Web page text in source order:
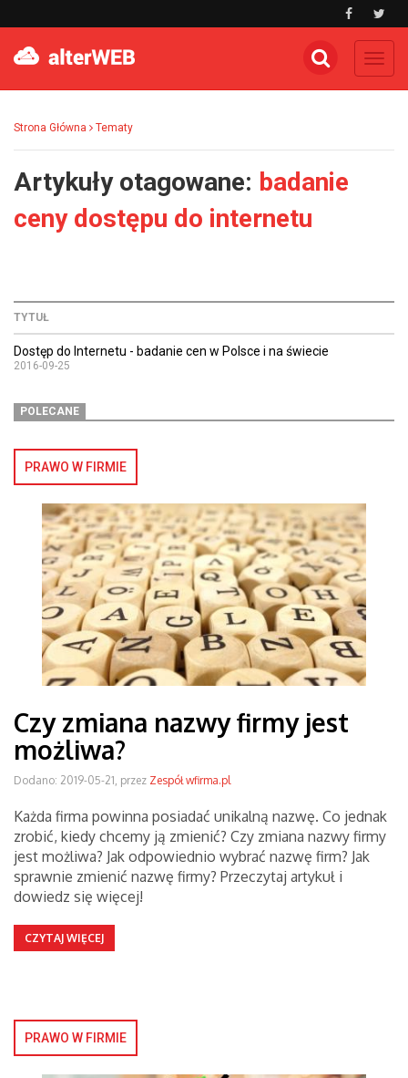
Strona Główna Tematy
Artykuły otagowane: badanie
ceny dostępu do internetu
TYTUŁ
Dostęp do Internetu - badanie cen w Polsce i na świecie
2016-09-25
POLECANE
PRAWO W FIRMIE
Czy zmiana nazwy firmy jest
możliwa?
Dodano: 2019-05-21, przez Zespół wfirma.pl
Każda firma powinna posiadać unikalną nazwę. Co jednak
zrobić, kiedy chcemy ją zmienić? Czy zmiana nazwy firmy
jest możliwa? Jak odpowiednio wybrać nazwę firm? Jak
sprawnie zmienić nazwę firmy? Przeczytaj artykuł i
dowiedz się więcej!
CZYTAJ WIĘCEJ
PRAWO W FIRMIE